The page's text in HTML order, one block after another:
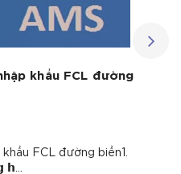
khẩu FCL đường
FCL đường biển1.